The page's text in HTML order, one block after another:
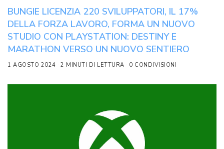
BUNGIE LICENZIA 220 SVILUPPATORI, IL 17%
DELLA FORZA LAVORO, FORMA UN NUOVO
STUDIO CON PLAYSTATION: DESTINY E
MARATHON VERSO UN NUOVO SENTIERO
1 AGOSTO 2024 2 MINUTI DI LETTURA 0 CONDIVISIONI